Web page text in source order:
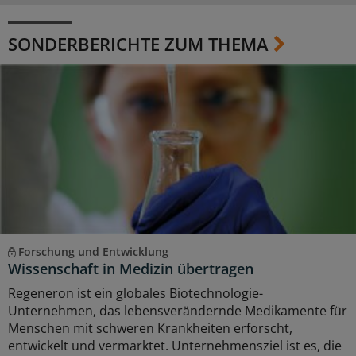
SONDERBERICHTE ZUM THEMA
Forschung und Entwicklung
Wissenschaft in Medizin übertragen
Regeneron ist ein globales Biotechnologie-
Unternehmen, das lebensverändernde Medikamente für
Menschen mit schweren Krankheiten erforscht,
entwickelt und vermarktet. Unternehmensziel ist es, die